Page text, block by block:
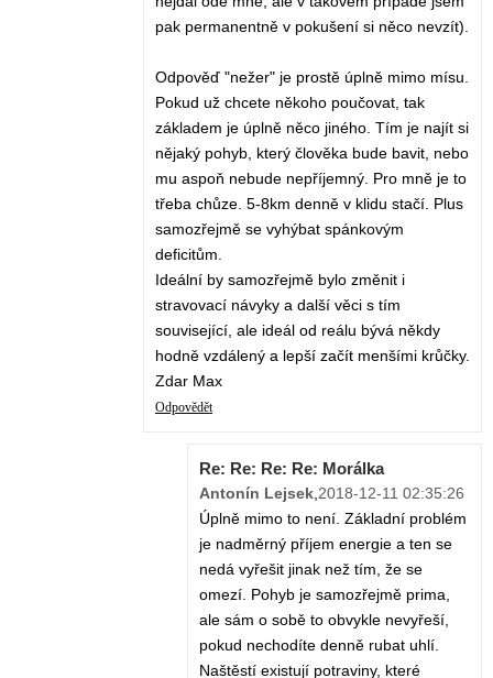
pak permanentně v pokušení si něco nevzít).
Odpověď "nežer" je prostě úplně mimo mísu.
Pokud už chcete někoho poučovat, tak
základem je úplně něco jiného. Tím je najít si
nějaký pohyb, který člověka bude bavit, nebo
mu aspoň nebude nepříjemný. Pro mně je to
třeba chůze. 5-8km denně v klidu stačí. Plus
samozřejmě se vyhýbat spánkovým
deficitům.
Ideální by samozřejmě bylo změnit i
stravovací návyky a další věci s tím
související, ale ideál od reálu bývá někdy
hodně vzdálený a lepší začít menšími krůčky.
Zdar Max
Odpovědět
Re: Re: Re: Re: Morálka
Antonín Lejsek,2018-12-11 02:35:26
Úplně mimo to není. Základní problém
je nadměrný příjem energie a ten se
nedá vyřešit jinak než tím, že se
omezí. Pohyb je samozřejmě prima,
ale sám o sobě to obvykle nevyřeší,
pokud nechodíte denně rubat uhlí.
Naštěstí existují potraviny, které